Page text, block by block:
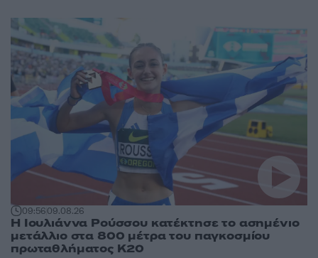
09:5609.08.26
Η Ιουλιάννα Ρούσσου κατέκτησε το ασημένιο
μετάλλιο στα 800 μέτρα του παγκοσμίου
πρωταθλήματος Κ20